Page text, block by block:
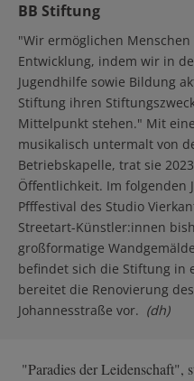
BB Stiftung
"Wir ermöglichen
Entwicklung, indem wir in
Jugendhilfe sowie Bildung
Stiftung ihren
Mittelpunkt stehen." Mit
musikalisch untermalt von
Betriebskapelle, trat sie
Öffentlichkeit. Im folgenden
Pfffestival des Studio
Streetart-Künstler:innen
großformatige
befindet sich die Stiftung in
bereitet die Renovierung
Johannesstraße vor. (dh)
"Paradies der Leidenschaft",